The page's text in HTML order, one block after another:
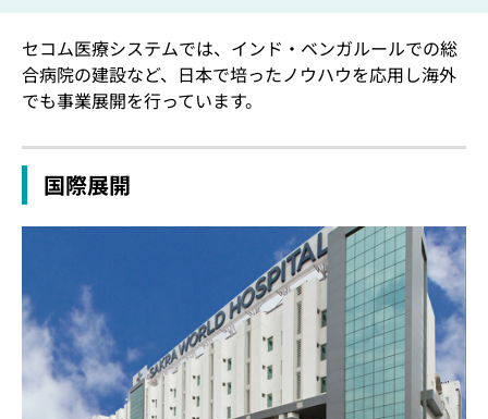
セコム医療システムでは、インド・ベンガルールでの総
合病院の建設など、日本で培ったノウハウを応用し海外
でも事業展開を行っています。
国際展開